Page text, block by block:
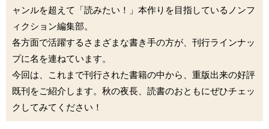
編集部
ャンルを超えて「読みたい！」本作りを目指しているノンフ
ィクション編集部。
各方面で活躍するさまざまな書き手の方が、刊行ラインナッ
プに名を連ねています。
今回は、これまで刊行された書籍の中から、重版出来の好評
既刊をご紹介します。秋の夜長、読書のおともにぜひチェッ
クしてみてください！